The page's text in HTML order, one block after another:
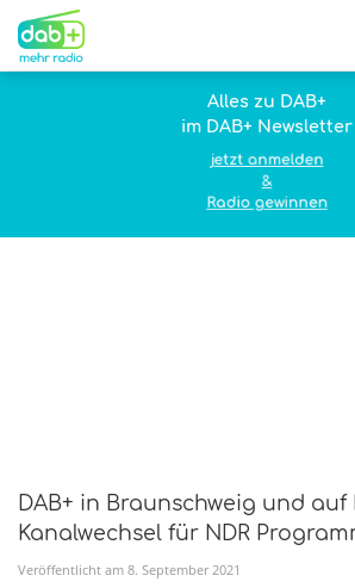
Alles zu DAB+
im DAB+ Newsletter
jetzt anmelden
&
Radio gewinnen
DAB+ in Braunschweig und
Kanalwechsel für NDR
Veröffentlicht am 8. September 2021